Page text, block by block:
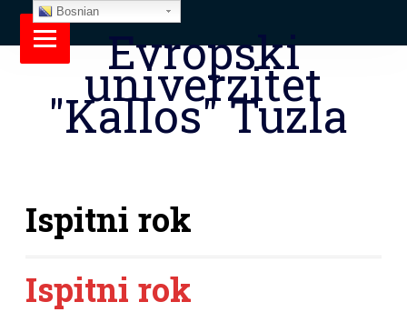
Evropski
univerzitet
"Kallos" Tuzla
Ispitni rok
Ispitni rok
Bosnian